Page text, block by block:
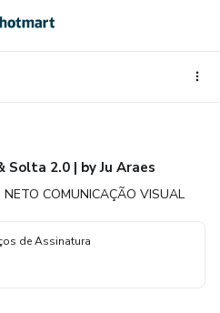
Solta 2.0 | by Ju Araes
NETO COMUNICAÇÃO VISUAL
de Assinatura